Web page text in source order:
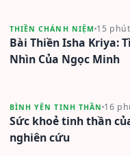
THIỀN CHÁNH NIỆM 15
Bài Thiền Isha Kriya:
Nhìn Của Ngọc Minh
BÌNH YÊN TINH THẦN 16
Sức khoẻ tinh thần
nghiên cứu